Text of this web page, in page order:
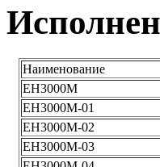
Наименование
ЕН3000М
ЕН3000М-01
ЕН3000М-02
ЕН3000М-03